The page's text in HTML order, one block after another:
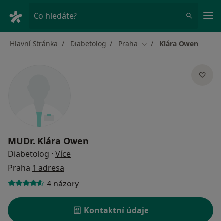
Co hledáte?
Hlavní Stránka Diabetolog Praha Změna města
Klára Owen
MUDr. Klára Owen
Diabetolog · Více
Praha 1 adresa
4 názory
Kontaktní údaje